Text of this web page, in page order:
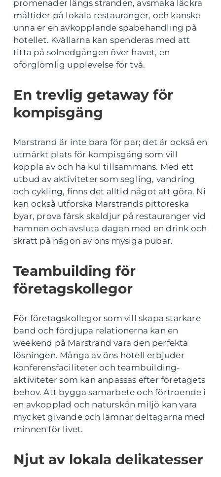
promenader längs stranden, avsmaka läckra
måltider på lokala restauranger, och kanske
unna er en avkopplande spabehandling på
hotellet. Kvällarna kan spenderas med att
titta på solnedgången över havet, en
oförglömlig upplevelse för två.
En trevlig getaway för
kompisgäng
Marstrand är inte bara för par; det är också en
utmärkt plats för kompisgäng som vill
koppla av och ha kul tillsammans. Med ett
utbud av aktiviteter som segling, vandring
och cykling, finns det alltid något att göra. Ni
kan också utforska Marstrands pittoreska
byar, prova färsk skaldjur på restauranger vid
hamnen och avsluta dagen med en drink och
skratt på någon av öns mysiga pubar.
Teambuilding för
företagskollegor
För företagskollegor som vill skapa starkare
band och fördjupa relationerna kan en
weekend på Marstrand vara den perfekta
lösningen. Många av öns hotell erbjuder
konferensfaciliteter och teambuilding-
aktiviteter som kan anpassas efter företagets
behov. Att bygga samarbete och förtroende i
en avkopplad och naturskön miljö kan vara
mycket givande och lämnar deltagarna med
minnen för livet.
Njut av lokala delikatesser